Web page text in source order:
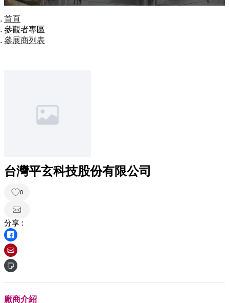
首頁
參觀者專區
參展商列表
台灣平玄科技股份有限公司
0
分享 :
廠商介紹